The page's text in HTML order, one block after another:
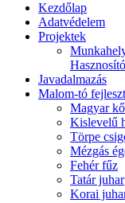
Kezdőlap
Adatvédelem
Projektek
Javadalmazás
Malom-tó
Magyar
Kislevelű
Törpe
Mézgás
Fehér fűz
Tatár juhar
Korai